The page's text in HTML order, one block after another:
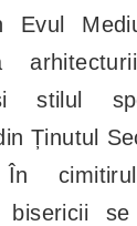
Evul
stilul
Ținutul
În
bisericii